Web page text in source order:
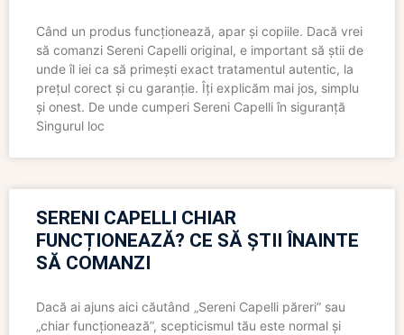
Când un produs funcționează, apar și copiile. Dacă vrei
să comanzi Sereni Capelli original, e important să știi de
unde îl iei ca să primești exact tratamentul autentic, la
prețul corect și cu garanție. Îți explicăm mai jos, simplu
și onest. De unde cumperi Sereni Capelli în siguranță
Singurul loc
SERENI CAPELLI CHIAR
FUNCȚIONEAZĂ? CE SĂ ȘTII ÎNAINTE
SĂ COMANZI
Dacă ai ajuns aici căutând „Sereni Capelli păreri” sau
„chiar funcționează”, scepticismul tău este normal și